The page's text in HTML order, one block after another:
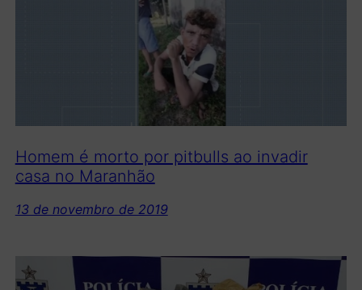
Homem é morto por pitbulls ao invadir
casa no Maranhão
13 de novembro de 2019